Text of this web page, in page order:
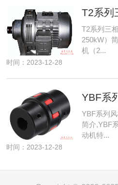
T2系列三
250kW）
机（2...
时间：2023-12-28
YBF系列
简介,YBF
动机特...
时间：2023-12-28